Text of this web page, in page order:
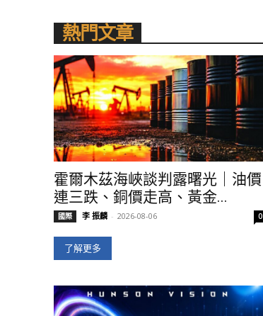
熱門文章
霍爾木茲海峽談判露曙光｜油價
連三跌、銅價走高、黃金...
國際 李 振麟 - 2026-08-06 0
了解更多